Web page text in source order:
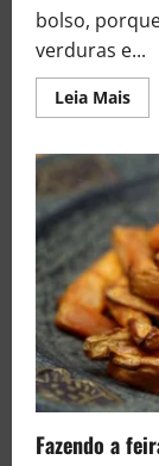
bolso,
verduras e...
Leia Mais
Fazendo a